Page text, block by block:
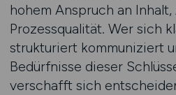
hohem Anspruch an
Prozessqualität. Wer sich
strukturiert kommuniziert
Bedürfnisse dieser
verschafft sich